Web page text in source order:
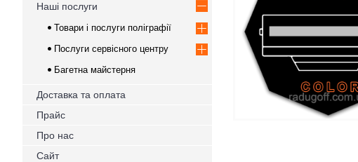
Наші послуги
Товари і послуги поліграфії
Послуги сервісного центру
Багетна майстерня
Доставка та оплата
Прайс
Про нас
Сайт